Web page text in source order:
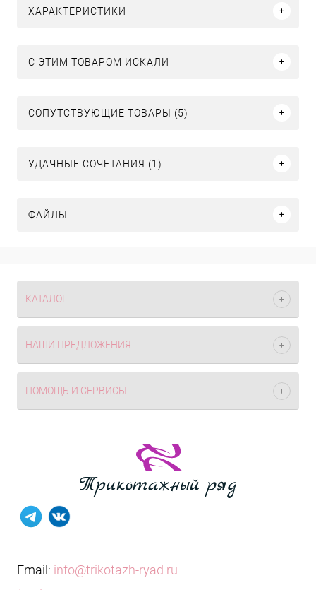
ХАРАКТЕРИСТИКИ
C ЭТИМ ТОВАРОМ ИСКАЛИ
СОПУТСТВУЮЩИЕ ТОВАРЫ (5)
УДАЧНЫЕ СОЧЕТАНИЯ (1)
ФАЙЛЫ
КАТАЛОГ
НАШИ ПРЕДЛОЖЕНИЯ
ПОМОЩЬ И СЕРВИСЫ
Email: info@trikotazh-ryad.ru